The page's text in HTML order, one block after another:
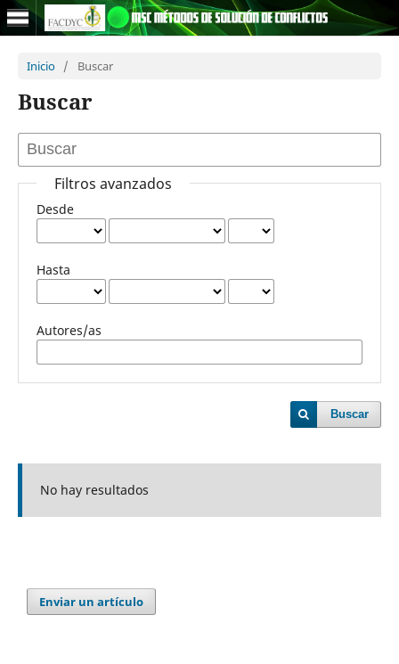
Inicio / Buscar
Buscar
Filtros avanzados
Desde
Hasta
Autores/as
Buscar
No hay resultados
Enviar un artículo